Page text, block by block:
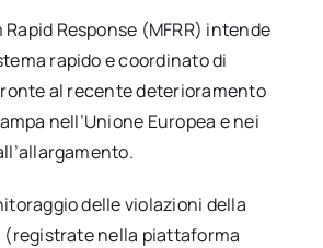
Rapid Response (MFRR) intende
rapido e coordinato di
al recente deterioramento
nell’Unione Europea e nei
delle violazioni della
(registrate nella piattaforma